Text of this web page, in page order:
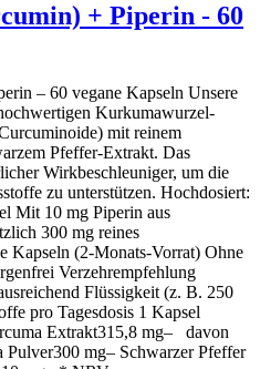
+ Piperin - 60
– 60 vegane Kapseln Unsere
Kurkumawurzel-
mit reinem
Pfeffer-Extrakt. Das
Wirkbeschleuniger, um die
zu unterstützen. Hochdosiert:
Mit 10 mg Piperin aus
300 mg reines
Kapseln (2-Monats-Vorrat) Ohne
Verzehrempfehlung
Flüssigkeit (z. B. 250
pro Tagesdosis 1 Kapsel
Extrakt315,8 mg– davon
mg– Schwarzer Pfeffer